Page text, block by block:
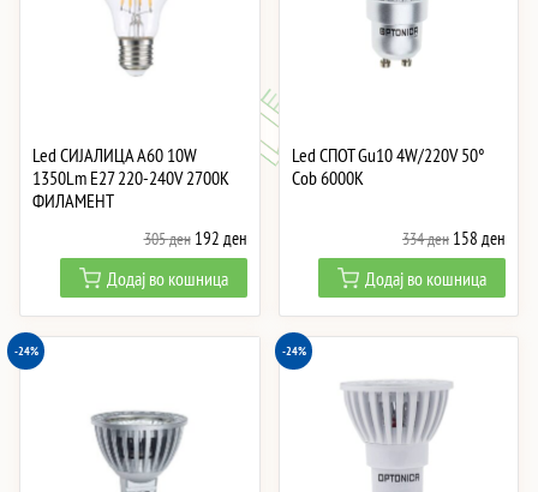
Led СИJАЛИЦА A60 10W
1350Lm E27 220-240V 2700K
ФИЛАМЕНТ
305ден Original
price
was:
305 ден.
192 денCurrent
price
is:
192 ден.
Додај во кошница
Led СПОТ Gu10 4W/220V 50°
Cob 6000K
334ден Original
price
was:
334 ден.
158 ден
price
is:
158
Додај во кошница
-24% -24%